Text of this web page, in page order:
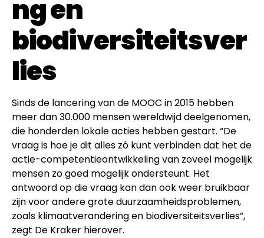
ng en
biodiversiteitsver
lies
Sinds de lancering van de MOOC in 2015 hebben
meer dan 30.000 mensen wereldwijd deelgenomen,
die honderden lokale acties hebben gestart. “De
vraag is hoe je dit alles zó kunt verbinden dat het de
actie-competentieontwikkeling van zoveel mogelijk
mensen zo goed mogelijk ondersteunt. Het
antwoord op die vraag kan dan ook weer bruikbaar
zijn voor andere grote duurzaamheidsproblemen,
zoals klimaatverandering en biodiversiteitsverlies”,
zegt De Kraker hierover.